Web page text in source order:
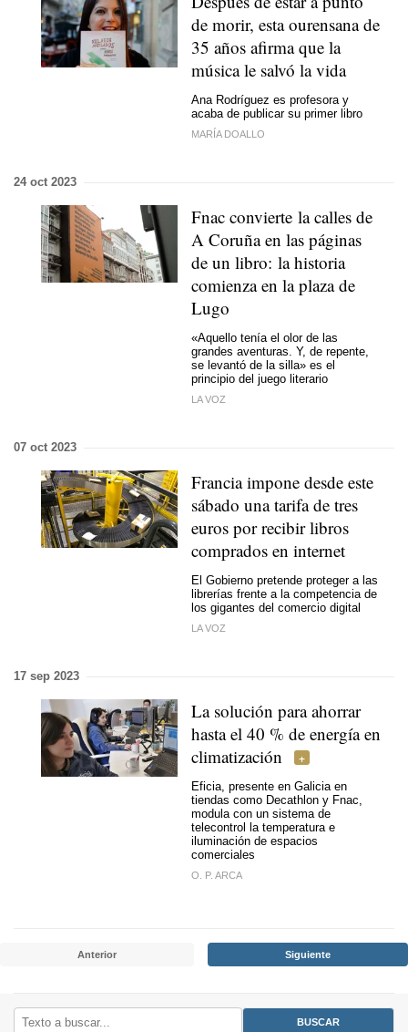
de morir, esta ourensana de
35 años afirma que la
música le salvó la vida
Ana Rodríguez es profesora y
acaba de publicar su primer libro
MARÍA DOALLO
24 oct 2023
Fnac convierte la calles de
A Coruña en las páginas
de un libro: la historia
comienza en la plaza de
Lugo
«Aquello tenía el olor de las
grandes aventuras. Y, de repente,
se levantó de la silla» es el
principio del juego literario
LA VOZ
07 oct 2023
Francia impone desde este
sábado una tarifa de tres
euros por recibir libros
comprados en internet
El Gobierno pretende proteger a las
librerías frente a la competencia de
los gigantes del comercio digital
LA VOZ
17 sep 2023
La solución para ahorrar
hasta el 40 % de energía en
climatización
Eficia, presente en Galicia en
tiendas como Decathlon y Fnac,
modula con un sistema de
telecontrol la temperatura e
iluminación de espacios
comerciales
O. P. ARCA
Anterior Siguiente